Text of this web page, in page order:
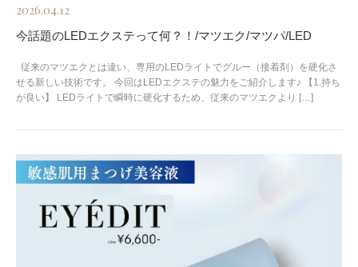
2026.04.12
今話題のLEDエクステって何？！/マツエク/マツパ/LED
従来のマツエクとは違い、専用のLEDライトでグルー（接着剤）を硬化さ
せる新しい技術です。 今回はLEDエクステの魅力をご紹介します♪ 【1.持ち
が良い】 LEDライトで瞬時に硬化するため、従来のマツエクより […]